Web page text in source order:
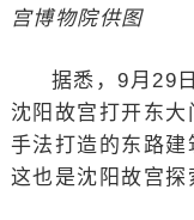
宫博物院供图
据悉，9月29
沈阳故宫打开东
手法打造的东路建
这也是沈阳故宫探